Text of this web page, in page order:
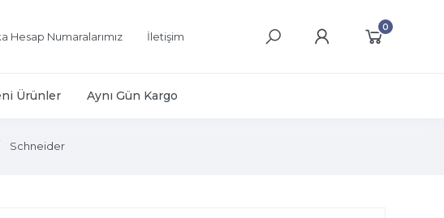
Hesap Numaralarımız İletişim
0
Ürünler Aynı Gün Kargo
Schneider